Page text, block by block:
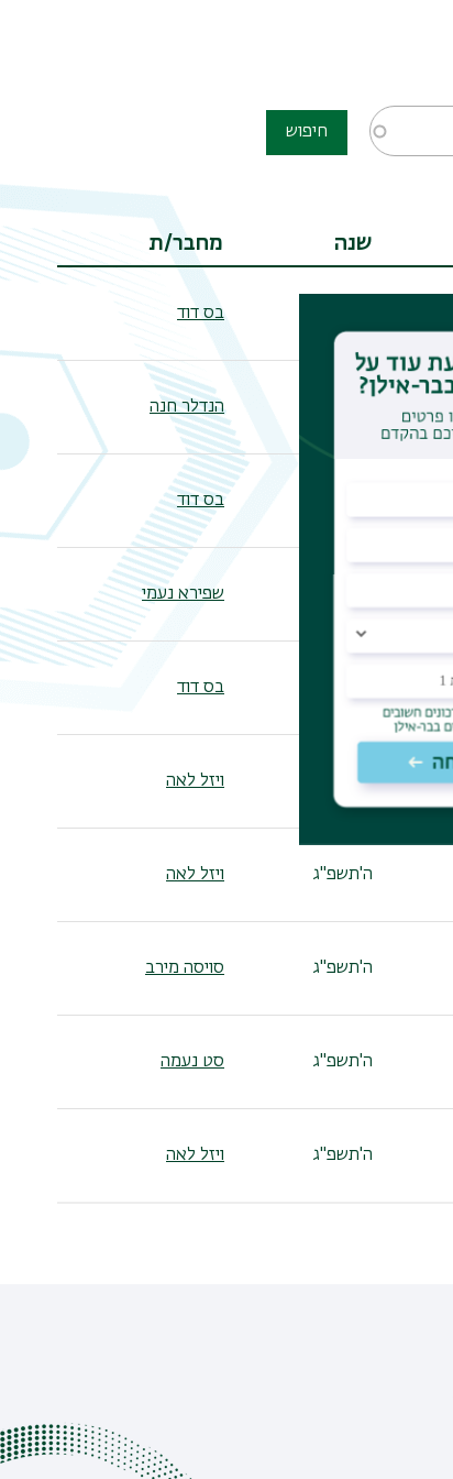
חיפוש
שנה מחבר/ת
בס דוד
הנדלר חנה
בס דוד
שפירא נעמי
בס דוד
ה'תשפ"ג ויזל לאה
ה'תשפ"ג ויזל לאה
ה'תשפ"ג סויסה מירב
ה'תשפ"ג סט נעמה
ה'תשפ"ג ויזל לאה